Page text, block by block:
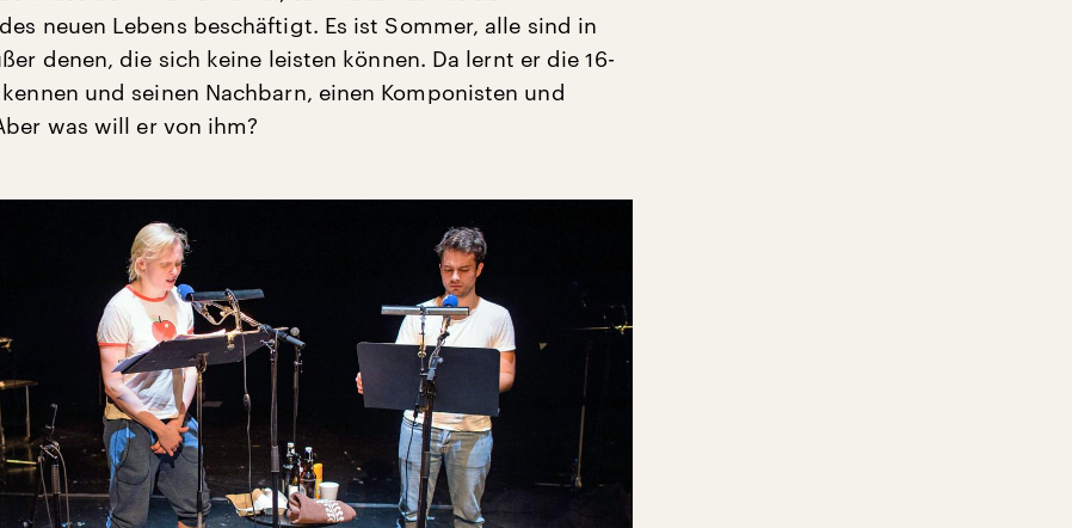
neuen Lebens beschäftigt. Es ist Sommer, alle sind in
denen, die sich keine leisten können. Da lernt er die 16-
und seinen Nachbarn, einen Komponisten und
was will er von ihm?